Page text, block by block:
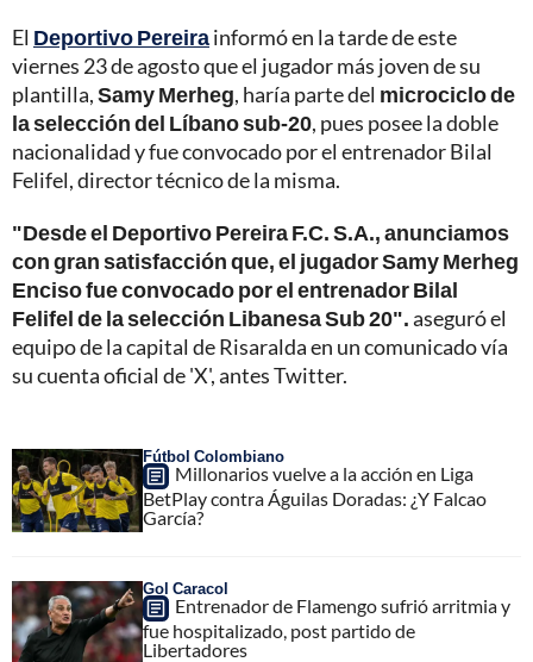
El Deportivo Pereirainformó en la tarde de este
viernes 23 de agosto que el jugador más joven de su
plantilla,Samy Merheg, haría parte del microciclo de
la selección del Líbano sub-20, pues posee la doble
nacionalidad y fue convocado por el entrenador Bilal
Felifel, director técnico de la misma.
"Desde el Deportivo Pereira F.C. S.A., anunciamos
con gran satisfacción que, el jugador Samy Merheg
Enciso fue convocado por el entrenador Bilal
Felifel de la selección Libanesa Sub 20".aseguró el
equipo de la capital de Risaralda en un comunicado vía
su cuenta oficial de 'X', antes Twitter.
Fútbol Colombiano
Millonarios vuelve a la acción en Liga
BetPlay contra Águilas Doradas: ¿Y Falcao
García?
Gol Caracol
Entrenador de Flamengo sufrió arritmia y
fue hospitalizado, post partido de
Libertadores